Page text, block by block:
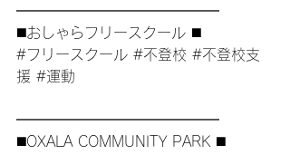
━━━━━━━━━━━━━━
◼️おしゃらフリースクール ◼️
#フリースクール #不登校 #不登校支
援 #運動
━━━━━━━━━━━━━━
◼️OXALA COMMUNITY PARK ◼️